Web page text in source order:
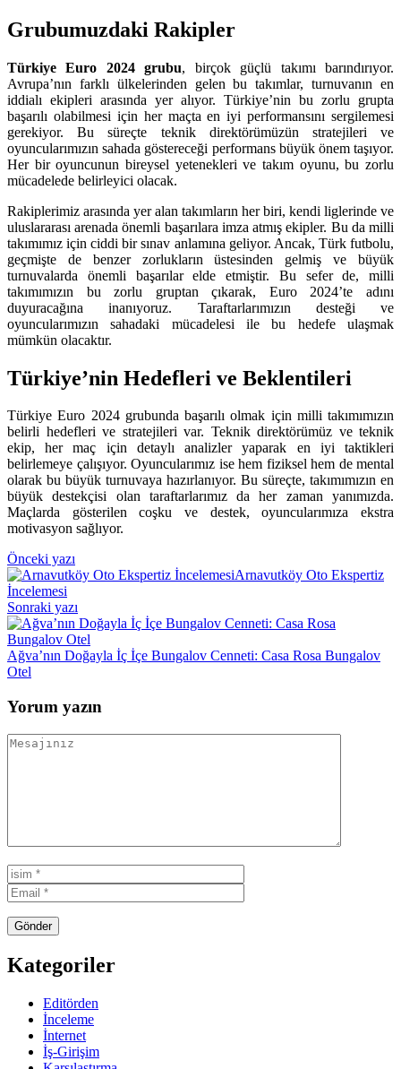
Grubumuzdaki Rakipler
Türkiye Euro 2024 grubu, birçok güçlü takımı barındırıyor.
Avrupa’nın farklı ülkelerinden gelen bu takımlar, turnuvanın en
iddialı ekipleri arasında yer alıyor. Türkiye’nin bu zorlu grupta
başarılı olabilmesi için her maçta en iyi performansını sergilemesi
gerekiyor. Bu süreçte teknik direktörümüzün stratejileri ve
oyuncularımızın sahada göstereceği performans büyük önem taşıyor.
Her bir oyuncunun bireysel yetenekleri ve takım oyunu, bu zorlu
mücadelede belirleyici olacak.
Rakiplerimiz arasında yer alan takımların her biri, kendi liglerinde ve
uluslararası arenada önemli başarılara imza atmış ekipler. Bu da milli
takımımız için ciddi bir sınav anlamına geliyor. Ancak, Türk futbolu,
geçmişte de benzer zorlukların üstesinden gelmiş ve büyük
turnuvalarda önemli başarılar elde etmiştir. Bu sefer de, milli
takımımızın bu zorlu gruptan çıkarak, Euro 2024’te adını
duyuracağına inanıyoruz. Taraftarlarımızın desteği ve
oyuncularımızın sahadaki mücadelesi ile bu hedefe ulaşmak
mümkün olacaktır.
Türkiye’nin Hedefleri ve Beklentileri
Türkiye Euro 2024 grubunda başarılı olmak için milli takımımızın
belirli hedefleri ve stratejileri var. Teknik direktörümüz ve teknik
ekip, her maç için detaylı analizler yaparak en iyi taktikleri
belirlemeye çalışıyor. Oyuncularımız ise hem fiziksel hem de mental
olarak bu büyük turnuvaya hazırlanıyor. Bu süreçte, takımımızın en
büyük destekçisi olan taraftarlarımız da her zaman yanımızda.
Maçlarda gösterilen coşku ve destek, oyuncularımıza ekstra
motivasyon sağlıyor.
Yazı
gezinmesi
Önceki yazı
Arnavutköy Oto Ekspertiz
İncelemesi
Sonraki yazı
Ağva’nın Doğayla İç İçe Bungalov Cenneti: Casa Rosa Bungalov
Otel
Yorum yazın
Kategoriler
Editörden
İnceleme
İnternet
İş-Girişim